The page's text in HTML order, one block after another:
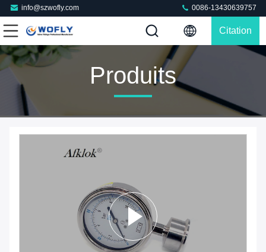
info@szwofly.com 0086-13430639757
Citation
Produits